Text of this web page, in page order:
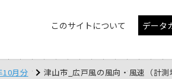
このサイトについて データ
10月分 津山市_広戸風の風向・風速（計